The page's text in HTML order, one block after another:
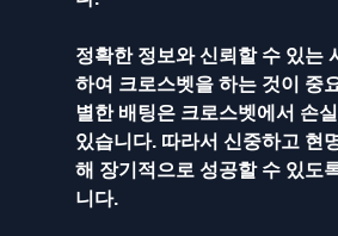
정확한 정보와 신뢰할 수 있는
하여 크로스벳을 하는 것이 중
별한 배팅은 크로스벳에서 손
있습니다. 따라서 신중하고 현
해 장기적으로 성공할 수 있도
니다.